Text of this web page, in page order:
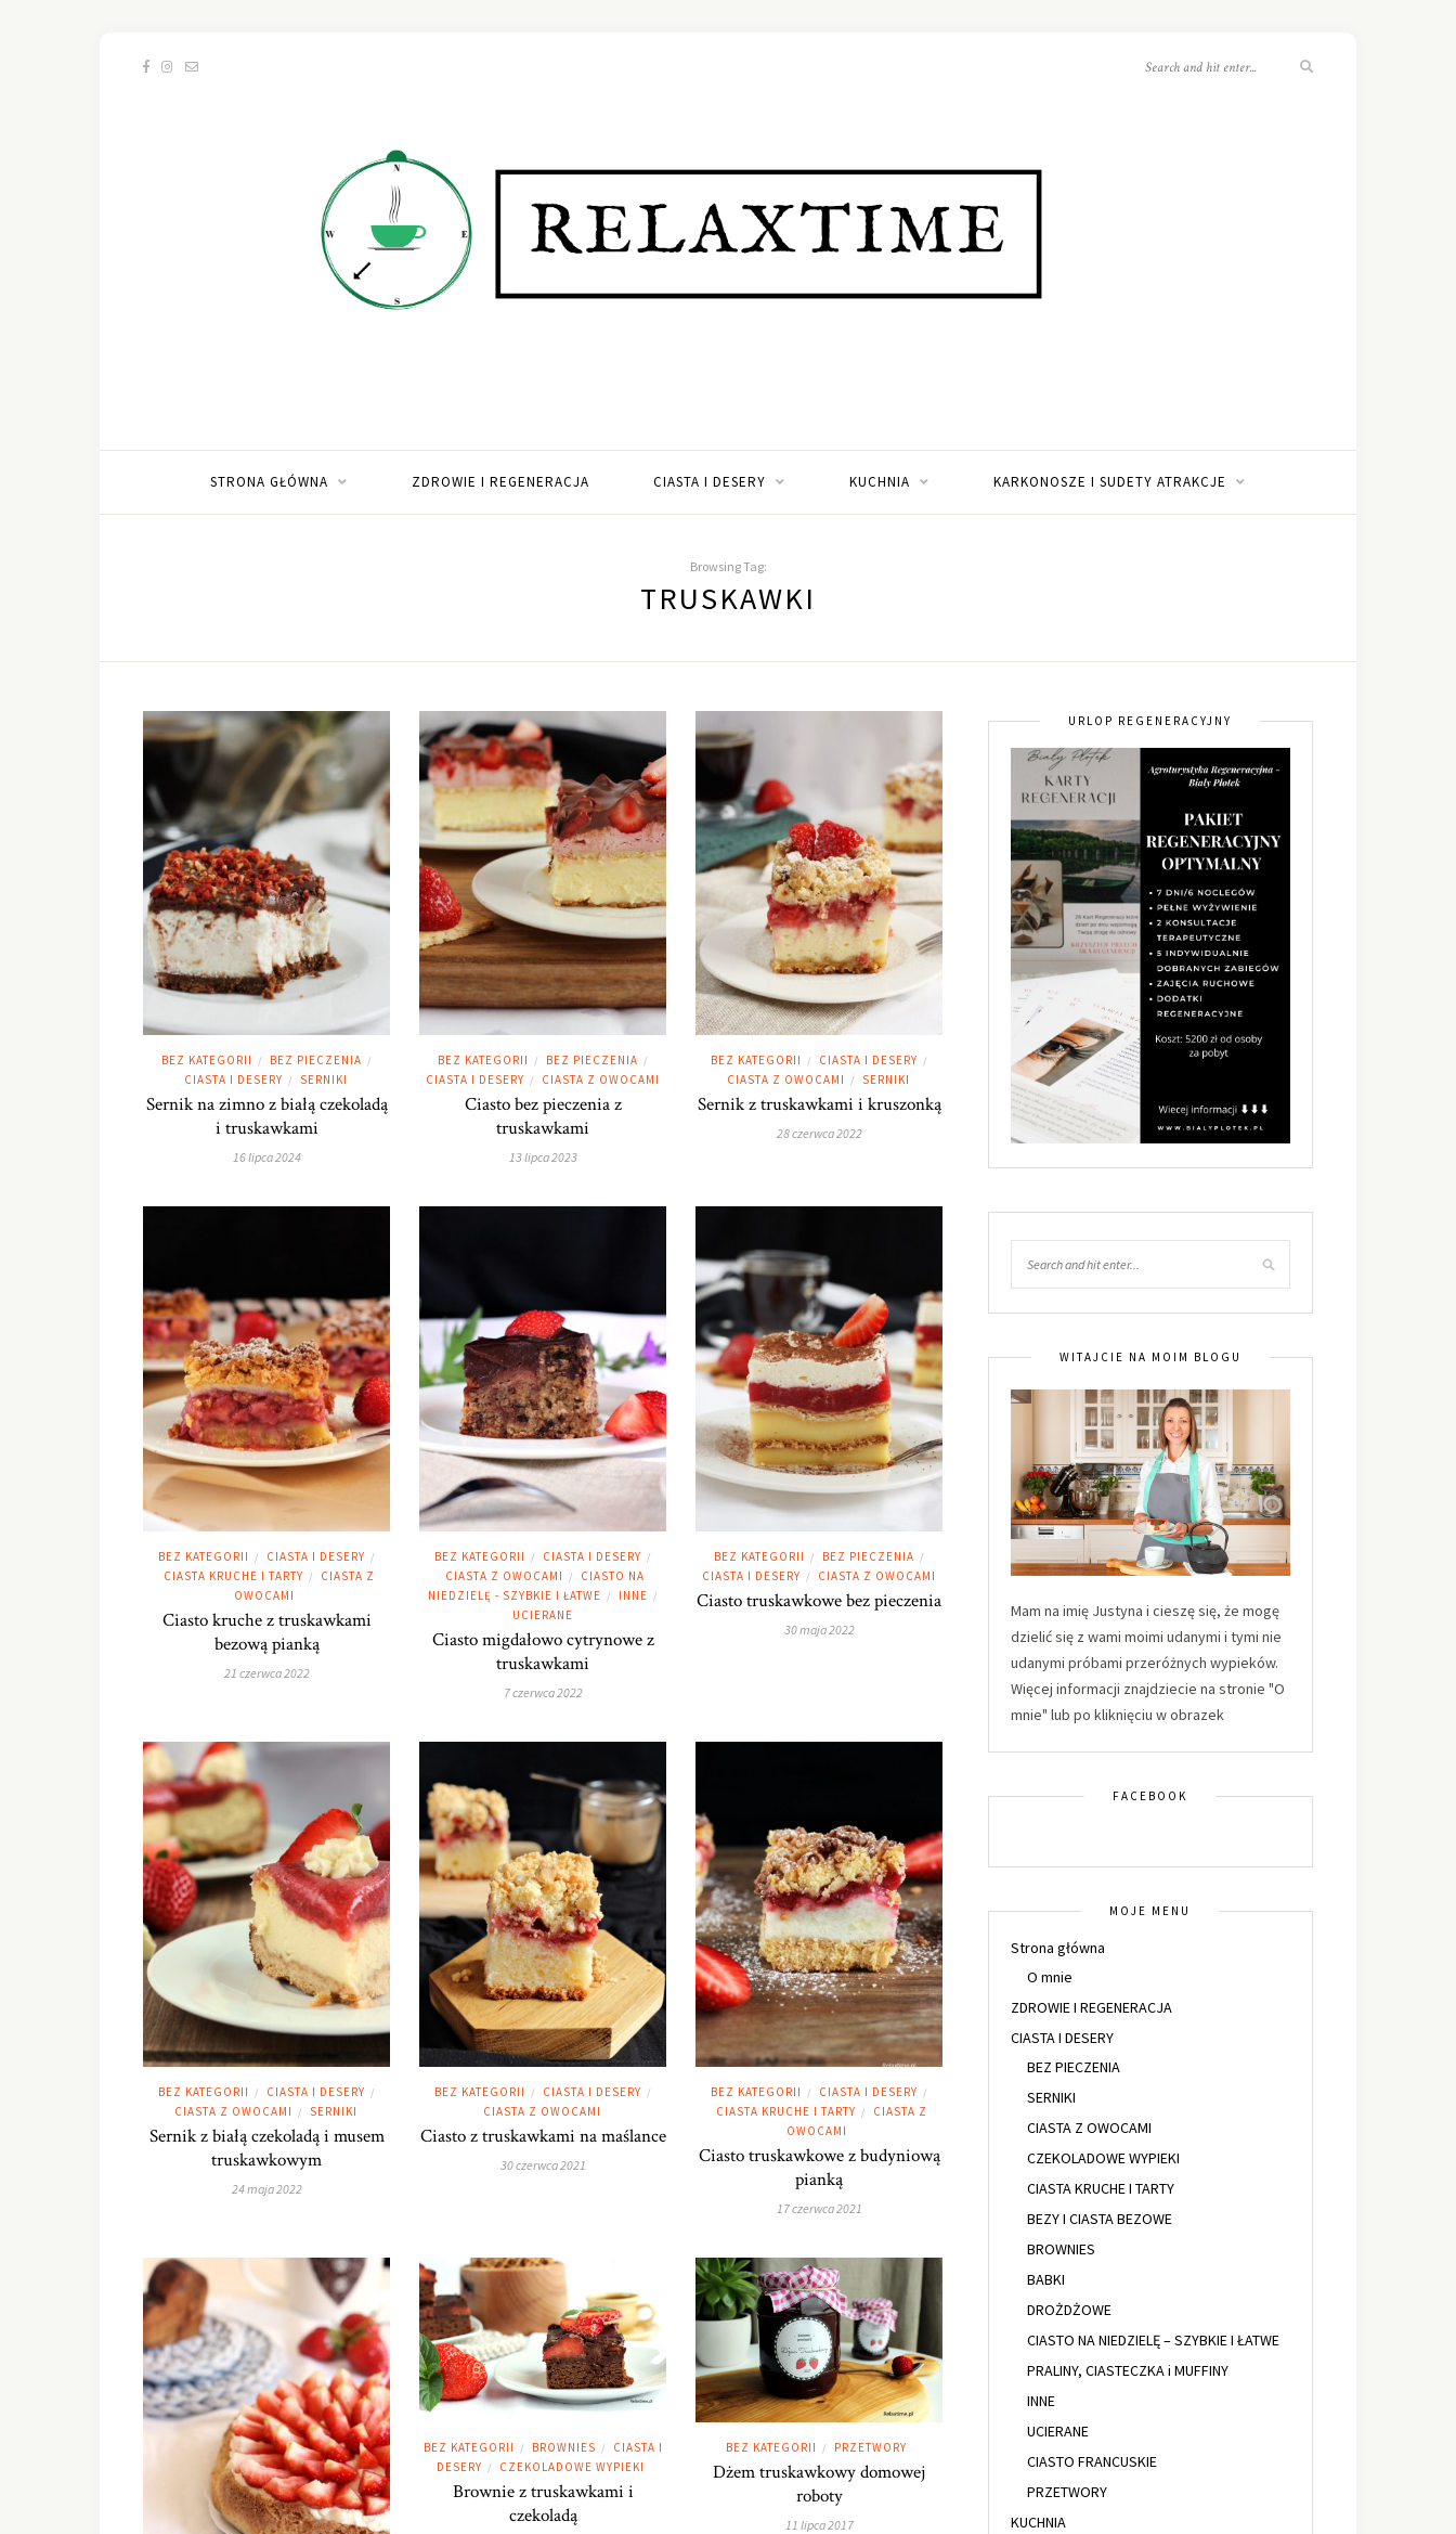
STRONA GŁÓWNA ZDROWIE I REGENERACJA CIASTA I DESERY KUCHNIA KARKONOSZE I SUDETY ATRAKCJE
Browsing Tag:
TRUSKAWKI
BEZ KATEGORII / BEZ PIECZENIA /
CIASTA I DESERY / SERNIKI
Sernik na zimno z białą czekoladą
i truskawkami
16 lipca 2024
BEZ KATEGORII / BEZ PIECZENIA /
CIASTA I DESERY / CIASTA Z OWOCAMI
Ciasto bez pieczenia z
truskawkami
13 lipca 2023
BEZ KATEGORII / CIASTA I DESERY /
CIASTA Z OWOCAMI / SERNIKI
Sernik z truskawkami i kruszonką
28 czerwca 2022
BEZ KATEGORII / CIASTA I DESERY /
CIASTA KRUCHE I TARTY /
CIASTA Z
OWOCAMI
Ciasto kruche z truskawkami
bezową pianką
21 czerwca 2022
BEZ KATEGORII / CIASTA I DESERY /
CIASTA Z OWOCAMI /
CIASTO NA
NIEDZIELĘ - SZYBKIE I ŁATWE / INNE /
UCIERANE
Ciasto migdałowo cytrynowe z
truskawkami
7 czerwca 2022
BEZ KATEGORII / BEZ PIECZENIA /
CIASTA I DESERY / CIASTA Z OWOCAMI
Ciasto truskawkowe bez pieczenia
30 maja 2022
BEZ KATEGORII / CIASTA I DESERY /
CIASTA Z OWOCAMI / SERNIKI
Sernik z białą czekoladą i musem
truskawkowym
24 maja 2022
BEZ KATEGORII / CIASTA I DESERY /
CIASTA Z OWOCAMI
Ciasto z truskawkami na maślance
30 czerwca 2021
BEZ KATEGORII / CIASTA I DESERY /
CIASTA KRUCHE I TARTY /
CIASTA Z
OWOCAMI
Ciasto truskawkowe z budyniową
pianką
17 czerwca 2021
BEZ KATEGORII / BROWNIES /
CIASTA I
DESERY / CZEKOLADOWE WYPIEKI
Brownie z truskawkami i
czekoladą
BEZ KATEGORII / PRZETWORY
Dżem truskawkowy domowej
roboty
11 lipca 2017
URLOP REGENERACYJNY
WITAJCIE NA MOIM BLOGU
Mam na imię Justyna i cieszę się, że mogę
dzielić się z wami moimi udanymi i tymi nie
udanymi próbami przeróżnych wypieków.
Więcej informacji znajdziecie na stronie "O
mnie" lub po kliknięciu w obrazek
FACEBOOK
MOJE MENU
Strona główna
O mnie
ZDROWIE I REGENERACJA
CIASTA I DESERY
BEZ PIECZENIA
SERNIKI
CIASTA Z OWOCAMI
CZEKOLADOWE WYPIEKI
CIASTA KRUCHE I TARTY
BEZY I CIASTA BEZOWE
BROWNIES
BABKI
DROŻDŻOWE
CIASTO NA NIEDZIELĘ – SZYBKIE I ŁATWE
PRALINY, CIASTECZKA i MUFFINY
INNE
UCIERANE
CIASTO FRANCUSKIE
PRZETWORY
KUCHNIA